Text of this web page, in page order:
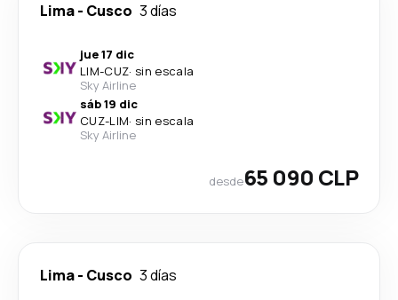
Lima- Cusco 3 días
jue 17 dic
LIM-CUZ· sin escala
Sky Airline
sáb 19 dic
CUZ-LIM· sin escala
Sky Airline
desde65 090 CLP
Lima- Cusco 3 días